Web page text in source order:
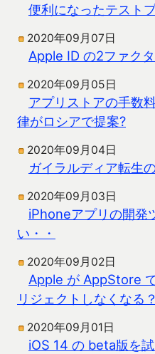
便利になったテスト
2020年09月07日
Apple ID の2ファク
2020年09月05日
アプリストアの手数
律がロシアで提案?
2020年09月04日
ガイラルディア転生
2020年09月03日
iPhoneアプリの開発
い・・
2020年09月02日
Apple が AppStore
リジェクトしなくなる？
2020年09月01日
iOS 14 の beta版を